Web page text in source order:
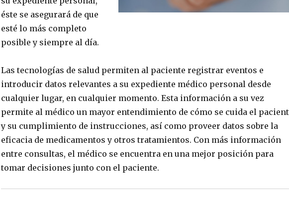
éste se asegurará de que
esté lo más completo
posible y siempre al día.
Las tecnologías de salud permiten al paciente registrar eventos e
introducir datos relevantes a su expediente médico personal desde
cualquier lugar, en cualquier momento. Esta información a su vez
permite al médico un mayor entendimiento de cómo se cuida el
y su cumplimiento de instrucciones, así como proveer datos sobre la
eficacia de medicamentos y otros tratamientos. Con más información
entre consultas, el médico se encuentra en una mejor posición para
tomar decisiones junto con el paciente.